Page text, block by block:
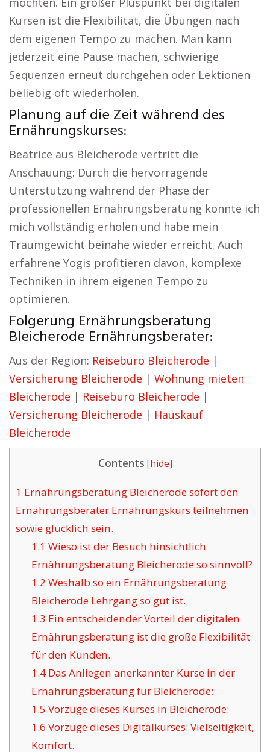
Kursen ist die Flexibilität, die Übungen nach
dem eigenen Tempo zu machen. Man kann
jederzeit eine Pause machen, schwierige
Sequenzen erneut durchgehen oder Lektionen
beliebig oft wiederholen.
Planung auf die Zeit während des
Ernährungskurses:
Beatrice aus Bleicherode vertritt die
Anschauung: Durch die hervorragende
Unterstützung während der Phase der
professionellen Ernährungsberatung konnte ich
mich vollständig erholen und habe mein
Traumgewicht beinahe wieder erreicht. Auch
erfahrene Yogis profitieren davon, komplexe
Techniken in ihrem eigenen Tempo zu
optimieren.
Folgerung Ernährungsberatung
Bleicherode Ernährungsberater:
Aus der Region: Reisebüro Bleicherode |
Versicherung Bleicherode | Wohnung mieten
Bleicherode | Reisebüro Bleicherode |
Versicherung Bleicherode | Hauskauf
Bleicherode
Contents [hide]
1 Ernährungsberatung Bleicherode sofort den
Ernährungsberater Ernährungskurs teilnehmen
sowie glücklich sein.
1.1 Wieso ist der Besuch hinsichtlich
Ernährungsberatung Bleicherode so sinnvoll?
1.2 Weshalb so ein Ernährungsberatung
Bleicherode Lehrgang so gut ist.
1.3 Ein entscheidender Vorteil der digitalen
Ernährungsberatung ist die große Flexibilität
für den Kunden.
1.4Das Anliegen anerkannter Kurse in der
Ernährungsberatung für Bleicherode:
1.5 Vorzüge dieses Kurses in Bleicherode:
1.6 Vorzüge dieses Digitalkurses: Vielseitigkeit,
Komfort.